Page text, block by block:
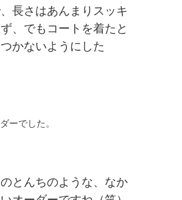
長さはあんまりスッキ
、でもコートを着たと
かないようにした
ーでした。
とんちのような、なか